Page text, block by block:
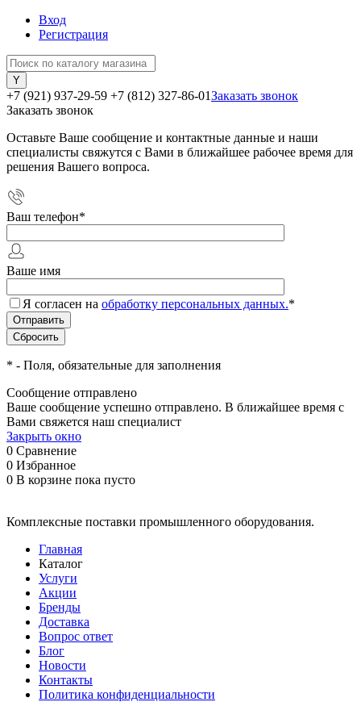
Вход
Регистрация
+7 (921) 937-29-59 +7 (812) 327-86-01Заказать звонок
Заказать звонок
Оставьте Ваше сообщение и контактные данные и наши
специалисты свяжутся с Вами в ближайшее рабочее время для
решения Вашего вопроса.
Ваш телефон*
Ваше имя
Я согласен на обработку персональных данных.*
* - Поля, обязательные для заполнения
Сообщение отправлено
Ваше сообщение успешно отправлено. В ближайшее время с
Вами свяжется наш специалист
Закрыть окно
0 Сравнение
0 Избранное
0 В корзине пока пусто
Комплексные поставки промышленного оборудования.
Главная
Каталог
Услуги
Акции
Бренды
Доставка
Вопрос ответ
Блог
Новости
Контакты
Политика конфиденциальности